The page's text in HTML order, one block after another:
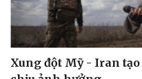
Xung đột Mỹ - Iran